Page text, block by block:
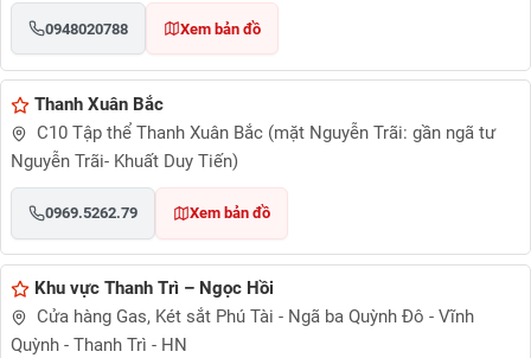
0948020788 Xem bản đồ
Thanh Xuân Bắc
C10 Tập thể Thanh Xuân Bắc (mặt Nguyễn Trãi: gần ngã tư
Nguyễn Trãi- Khuất Duy Tiến)
0969.5262.79 Xem bản đồ
Khu vực Thanh Trì – Ngọc Hồi
Cửa hàng Gas, Két sắt Phú Tài - Ngã ba Quỳnh Đô - Vĩnh
Quỳnh - Thanh Trì - HN